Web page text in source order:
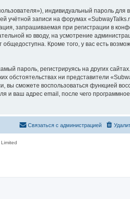
индивидуальный пароль для
записи на форумах
запрашиваемая при регистрации в
ко вводу, на усмотрение
Кроме того, у вас есть
пароль, регистрируясь на других
обстоятельствах ни представители
вы сможете воспользоваться функцией
и ваш адрес email, после чего
Связаться с администрацией